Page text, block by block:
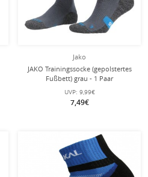
Jako
JAKO Trainingssocke (gepolstertes
Fußbett) grau - 1 Paar
UVP: 9,99€
7,49€